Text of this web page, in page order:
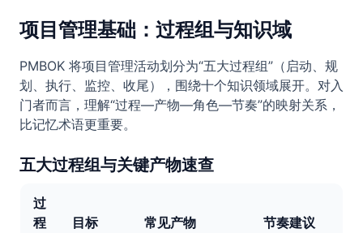
项目管理基础：过程组与知识域
PMBOK 将项目管理活动划分为“五大过程组”（启动、规
划、执行、监控、收尾），围绕十个知识领域展开。对入
门者而言，理解“过程—产物—角色—节奏”的映射关系，
比记忆术语更重要。
五大过程组与关键产物速查
过
程
目标 常见产物 节奏建议